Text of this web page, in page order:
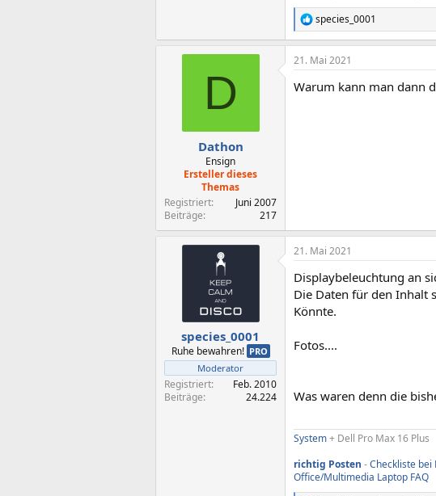
R
e
a
k
i
species_0001
D
Dathon
Ensign
Ersteller dieses
Themas
Registriert
Juni 2007
Beiträge
217
21. Mai 2021
Warum kann man dann
species_0001
Ruhe bewahren! PRO
Moderator
Registriert
Feb. 2010
Beiträge
24.224
21. Mai 2021
Displaybeleuchtung an
Die Daten für den Inhalt
Könnte.
Fotos....
Was waren denn die
System+ Dell Pro Max 16 Plus
richtig Posten -Checkliste bei
Office/Multimedia Laptop FAQ